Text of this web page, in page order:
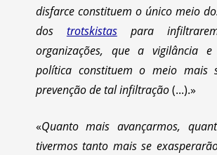
disfarce constituem o único meio
dos trotskistaspara
organizações, que a vigilância
política constituem o meio mais
prevenção de tal infiltração(...).»
«Quanto mais avançarmos,
tivermos tanto mais se